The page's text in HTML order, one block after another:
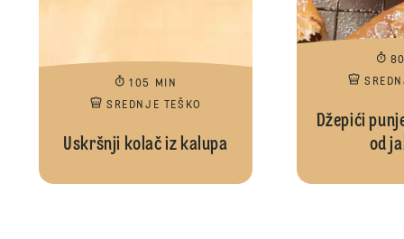
105 MIN
SREDNJE TEŠKO
Uskršnji kolač iz kalupa
Džepići
od